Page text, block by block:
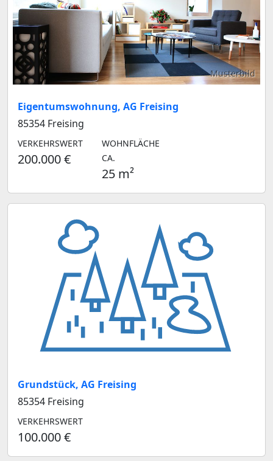
Musterbild
Eigentumswohnung, AG Freising
85354 Freising
VERKEHRSWERT
200.000 €
WOHNFLÄCHE
CA.
25 m²
Grundstück, AG Freising
85354 Freising
VERKEHRSWERT
100.000 €